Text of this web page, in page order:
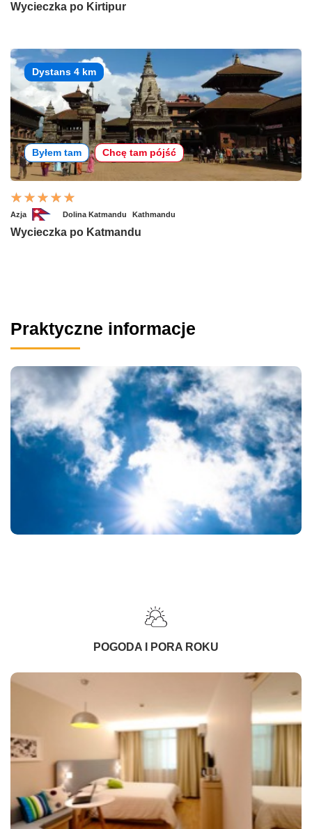
Wycieczka po Kirtipur
Dystans 4 km
Byłem tam Chcę tam pójść
Azja Dolina Katmandu Kathmandu
Wycieczka po Katmandu
Praktyczne informacje
POGODA I PORA ROKU